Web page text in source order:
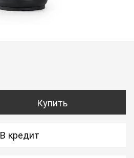
Купить
В кредит